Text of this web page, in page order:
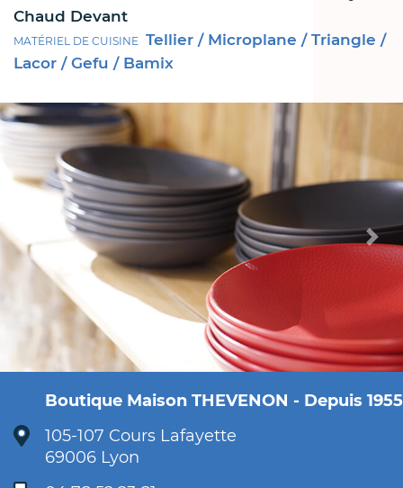
Chaud Devant
MATÉRIEL DE CUISINE Tellier / Microplane / Triangle /
Lacor / Gefu / Bamix
Boutique Maison THEVENON - Depuis 1955
105-107 Cours Lafayette
69006 Lyon